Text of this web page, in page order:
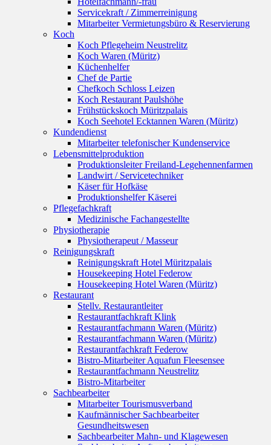
Servicekraft / Zimmerreinigung
Mitarbeiter Vermietungsbüro & Reservierung
Koch
Koch Pflegeheim Neustrelitz
Koch Waren (Müritz)
Küchenhelfer
Chef de Partie
Chefkoch Schloss Leizen
Koch Restaurant Paulshöhe
Frühstückskoch Müritzpalais
Koch Seehotel Ecktannen Waren (Müritz)
Kundendienst
Mitarbeiter telefonischer Kundenservice
Lebensmittelproduktion
Produktionsleiter Freiland-Legehennenfarmen
Landwirt / Servicetechniker
Käser für Hofkäse
Produktionshelfer Käserei
Pflegefachkraft
Medizinische Fachangestellte
Physiotherapie
Physiotherapeut / Masseur
Reinigungskraft
Reinigungskraft Hotel Müritzpalais
Housekeeping Hotel Federow
Housekeeping Hotel Waren (Müritz)
Restaurant
Stellv. Restaurantleiter
Restaurantfachkraft Klink
Restaurantfachmann Waren (Müritz)
Restaurantfachmann Waren (Müritz)
Restaurantfachkraft Federow
Bistro-Mitarbeiter Aquafun Fleesensee
Restaurantfachmann Neustrelitz
Bistro-Mitarbeiter
Sachbearbeiter
Mitarbeiter Tourismusverband
Kaufmännischer Sachbearbeiter
Gesundheitswesen
Sachbearbeiter Mahn- und Klagewesen